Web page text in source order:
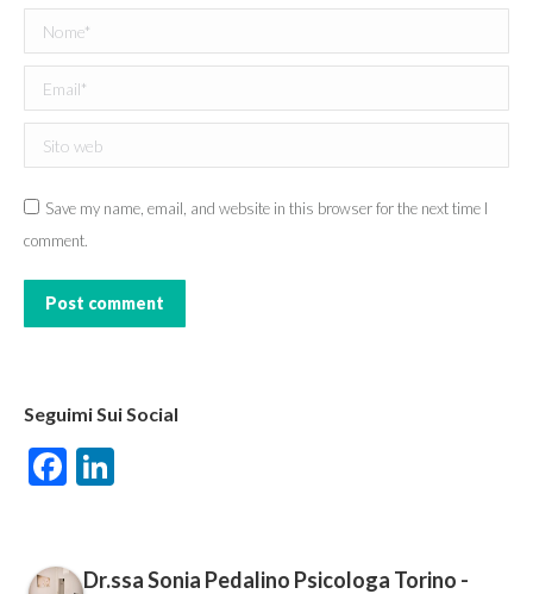
Nome *
Email *
Sito web
Save my name, email, and website in this browser for the next time I
comment.
Post comment
Seguimi Sui Social
Facebook
Dr.ssa Sonia Pedalino Psicologa Torino -